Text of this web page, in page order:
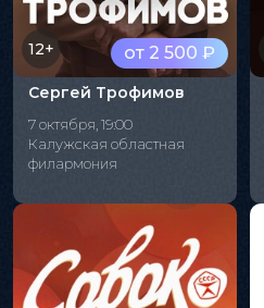
от 2 500 ₽
12+
Сергей Трофимов
7 октября, 19:00
Калужская областная
филармония